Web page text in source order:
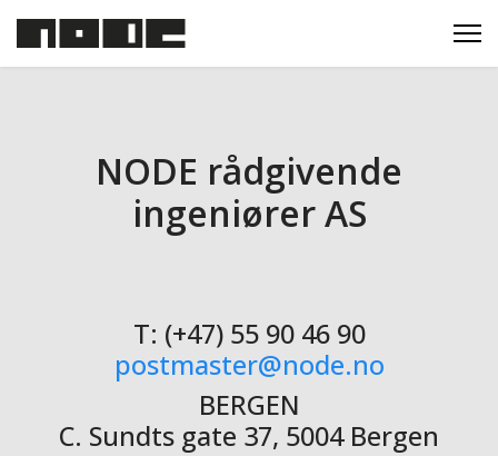
NODE rådgivende
ingeniører AS
T: (+47) 55 90 46 90
postmaster@node.no
BERGEN
C. Sundts gate 37, 5004 Bergen